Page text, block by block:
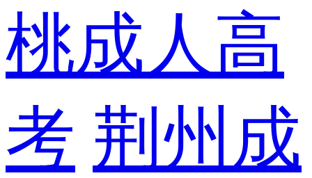
桃成人高
考 荆州成